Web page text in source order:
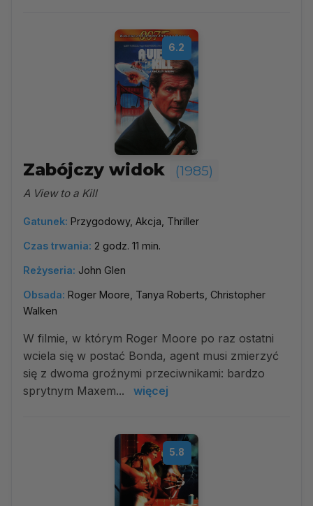
6.2
Zabójczy widok (1985)
A View to a Kill
Gatunek: Przygodowy, Akcja, Thriller
Czas trwania: 2 godz. 11 min.
Reżyseria: John Glen
Obsada: Roger Moore, Tanya Roberts, Christopher
Walken
W filmie, w którym Roger Moore po raz ostatni
wciela się w postać Bonda, agent musi zmierzyć
się z dwoma groźnymi przeciwnikami: bardzo
sprytnym Maxem...
więcej
5.8